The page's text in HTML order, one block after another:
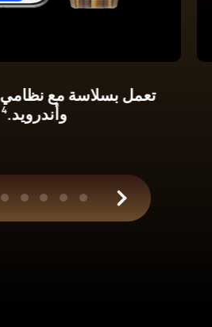
وأندرويد.4